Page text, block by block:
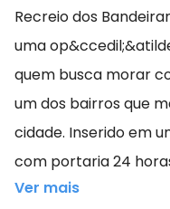
Recreio dos
uma
quem busca morar
um dos bairros que
cidade. Inserido em
com portaria 24
Ver mais